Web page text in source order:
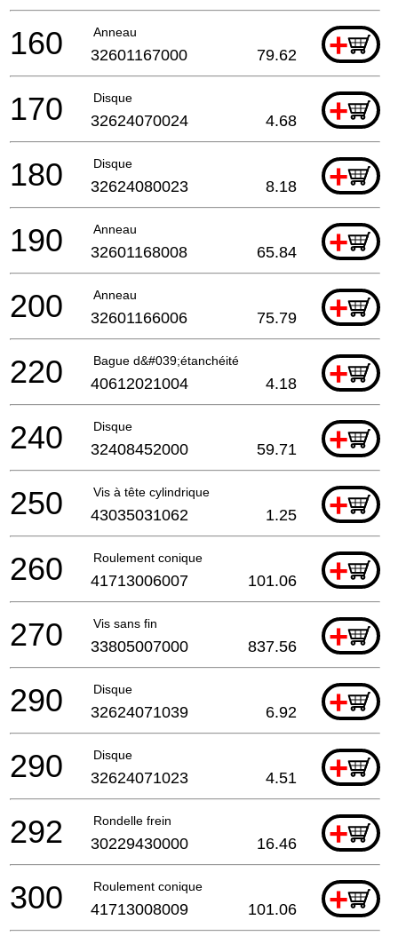
Anneau +
160 32601167000 79.62
Disque +
170 32624070024 4.68
Disque +
180 32624080023 8.18
Anneau +
190 32601168008 65.84
Anneau +
200 32601166006 75.79
Bague d&#039;étanchéité +
220 40612021004 4.18
Disque +
240 32408452000 59.71
Vis à tête cylindrique +
250 43035031062 1.25
Roulement conique +
260 41713006007 101.06
Vis sans fin +
270 33805007000 837.56
Disque +
290 32624071039 6.92
Disque +
290 32624071023 4.51
Rondelle frein +
292 30229430000 16.46
Roulement conique +
300 41713008009 101.06